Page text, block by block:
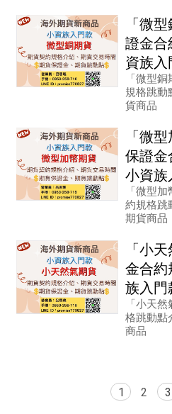
「微
證金合
資族入
「微型
規格跳動
貨商品
「微
保證金
小資族
「微型
約規格跳
期貨商品
「小
金合約
族入門
「小天
格跳動點
商品
1 2 3